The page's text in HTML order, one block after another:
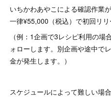
いちかわあやこによる確認作業
一律¥55,000（税込）で初回リリ
（例：1企画で3レシピ利用の
ォローします。別企画や途中で
金が発生します。）
スケジュールによって難しい場